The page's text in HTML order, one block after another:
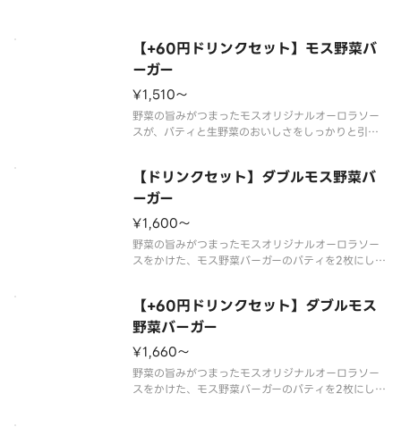
※食材の増減量・不使用等のご要望にはお応えいた
しかねます。
【+60円ドリンクセット】モス野菜バ
ーガー
¥1,510〜
野菜の旨みがつまったモスオリジナルオーロラソー
スが、パティと生野菜のおいしさをしっかりと引き
ソースの原材料が一部変更になりました。
※スープ用のスプーンが不要なお客様はオプション
【ドリンクセット】ダブルモス野菜バ
ーガー
¥1,600〜
野菜の旨みがつまったモスオリジナルオーロラソー
スをかけた、モス野菜バーガーのパティを2枚にしま
ます。※店舗によっては、期間内に販売を終了する
場合がございます。※食材の増減
【+60円ドリンクセット】ダブルモス
野菜バーガー
¥1,660〜
野菜の旨みがつまったモスオリジナルオーロラソー
スをかけた、モス野菜バーガーのパティを2枚にしま